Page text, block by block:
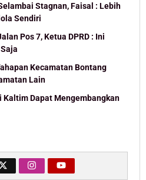
Stagnan, Faisal : Lebih
Sendiri
Pos 7, Ketua DPRD : Ini
Kecamatan Bontang
Lain
Kaltim Dapat Mengembangkan